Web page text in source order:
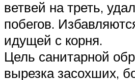
ветвей на треть,
побегов.
идущей с корня.
Цель санитарной
вырезка засохших,